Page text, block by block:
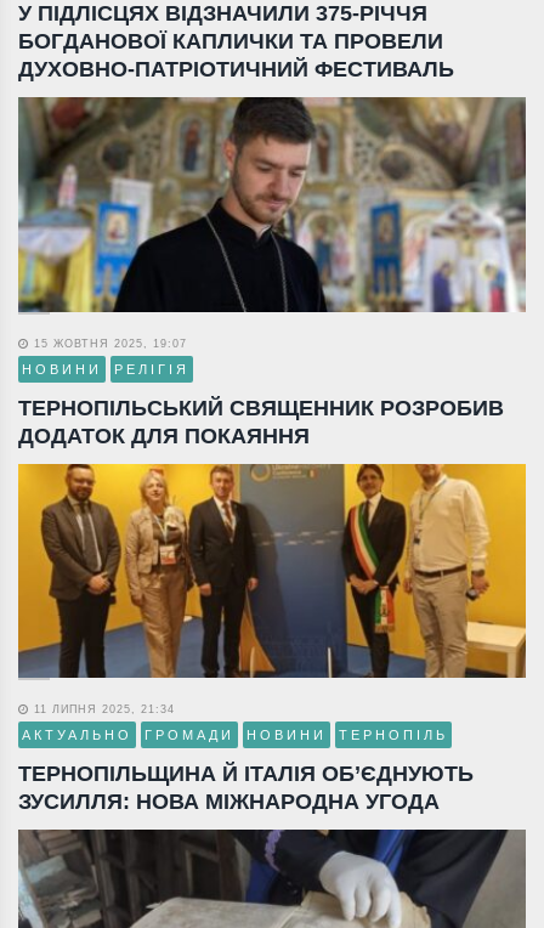
У ПІДЛІСЦЯХ ВІДЗНАЧИЛИ 375-РІЧЧЯ
БОГДАНОВОЇ КАПЛИЧКИ ТА ПРОВЕЛИ
ДУХОВНО-ПАТРІОТИЧНИЙ ФЕСТИВАЛЬ
15 ЖОВТНЯ 2025, 19:07
НОВИНИ РЕЛІГІЯ
ТЕРНОПІЛЬСЬКИЙ СВЯЩЕННИК РОЗРОБИВ
ДОДАТОК ДЛЯ ПОКАЯННЯ
11 ЛИПНЯ 2025, 21:34
АКТУАЛЬНО ГРОМАДИ НОВИНИ ТЕРНОПІЛЬ
ТЕРНОПІЛЬЩИНА Й ІТАЛІЯ ОБ’ЄДНУЮТЬ
ЗУСИЛЛЯ: НОВА МІЖНАРОДНА УГОДА